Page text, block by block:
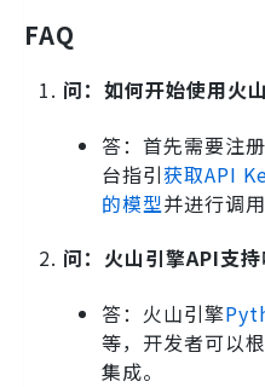
FAQ
问：如何开始使用火
答：首先需要注
台指引获取API
的模型并进行调用
问：火山引擎API支持
答：火山引擎
等，开发者可以
集成。